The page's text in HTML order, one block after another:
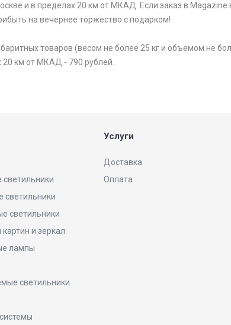
и в пределах 20 км от МКАД. Если заказ в
на вечернее торжество с подарком!
товаров (весом не более 25 кг и объемом не
20 км от МКАД - 790 рублей.
светильники
светильники
светильники
картин и зеркал
лампы
светильники
Услуги
Доставка
Оплата